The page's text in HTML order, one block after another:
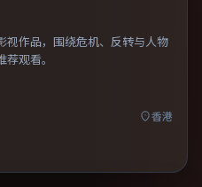
视作品，围绕危机、反转与人物
观看。
香港